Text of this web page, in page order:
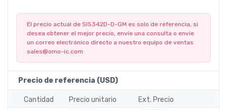
El precio actual de SI5342D-D-GM es solo de referencia, si
desea obtener el mejor precio, envíe una consulta o envíe
un correo electrónico directo a nuestro equipo de ventas
sales@omo-ic.com
Precio de referencia (USD)
Cantidad Precio unitario Ext. Precio